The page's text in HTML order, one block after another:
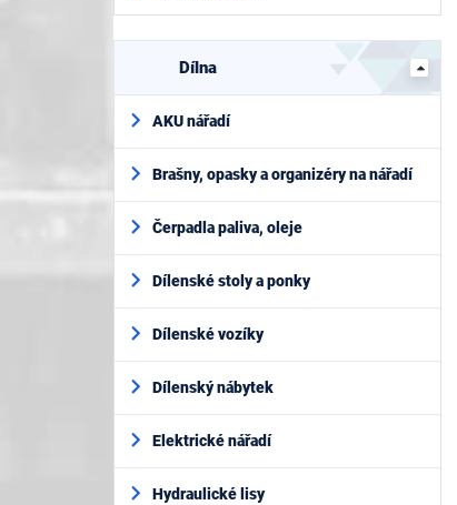
Dílna
AKU nářadí
Brašny, opasky a organizéry na nářadí
Čerpadla paliva, oleje
Dílenské stoly a ponky
Dílenské vozíky
Dílenský nábytek
Elektrické nářadí
Hydraulické lisy